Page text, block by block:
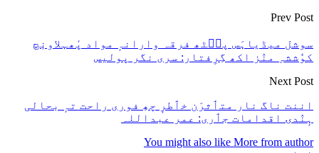
Prev Post
سوشل میڈیاہَس پٮ۪ٹھ فرقہ وارانہٕ مواد پٔھہلاونٕچ
کوٗششہِ منٛز اکھ گِرِفتار: سری نگر پولیس
Next Post
اننت ناگ نار متٲثرَن خٲطرٕ چھِ فوری راحت تہٕ بحالی
ہٕنٛدۍ اقدامات جٲری: عمر عبداللہ
You might also like More from author